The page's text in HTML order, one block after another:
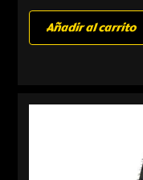
Añadir al carrito